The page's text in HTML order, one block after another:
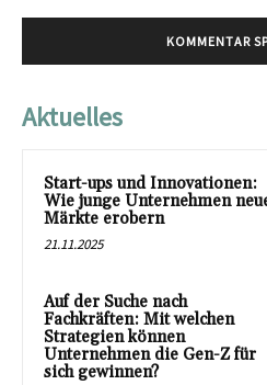
Aktuelles
Start-ups und Innovationen:
Wie junge Unternehmen
Märkte erobern
21.11.2025
Auf der Suche nach
Fachkräften: Mit welchen
Strategien können
Unternehmen die Gen-Z für
sich gewinnen?